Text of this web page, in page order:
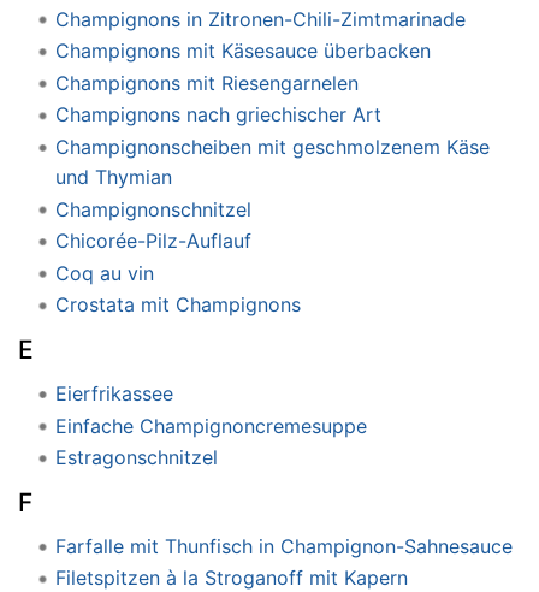
Champignons in Zitronen-Chili-Zimtmarinade
Champignons mit Käsesauce überbacken
Champignons mit Riesengarnelen
Champignons nach griechischer Art
Champignonscheiben mit geschmolzenem Käse
und Thymian
Champignonschnitzel
Chicorée-Pilz-Auflauf
Coq au vin
Crostata mit Champignons
E
Eierfrikassee
Einfache Champignoncremesuppe
Estragonschnitzel
F
Farfalle mit Thunfisch in Champignon-Sahnesauce
Filetspitzen à la Stroganoff mit Kapern